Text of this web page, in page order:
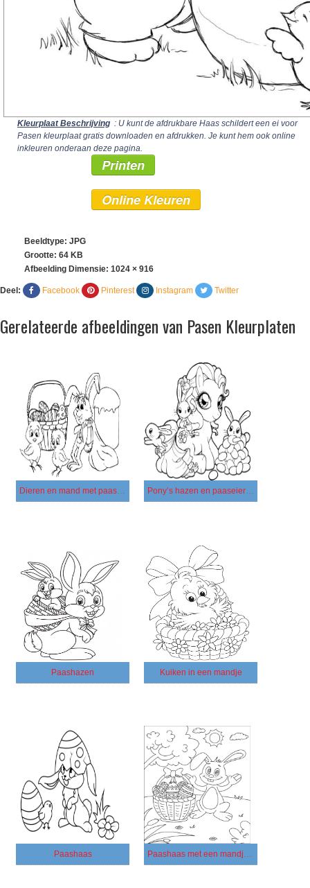
Kleurplaat Beschrijving : U kunt de afdrukbare Haas schildert een ei voor
Pasen kleurplaat gratis downloaden en afdrukken. Je kunt hem ook online
inkleuren onderaan deze pagina.
Printen
Online Kleuren
Beeldtype: JPG
Grootte: 64 KB
Afbeelding Dimensie: 1024 × 916
Deel: Facebook Pinterest Instagram Twitter
Gerelateerde afbeeldingen van Pasen Kleurplaten
Paashazen Kuiken in een mandje
Paashaas